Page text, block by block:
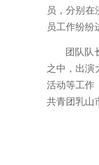
员，分别在
员工作纷纷
团队队
之中，出演
活动等工作
共青团乳山